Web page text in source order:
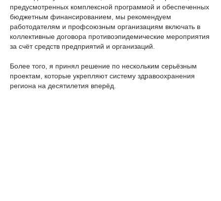
предусмотренных комплексной программой и обеспеченных
бюджетным финансированием, мы рекомендуем
работодателям и профсоюзным организациям включать в
коллективные договора противоэпидемические мероприятия
за счёт средств предприятий и организаций.
Более того, я принял решение по нескольким серьёзным
проектам, которые укрепляют систему здравоохранения
региона на десятилетия вперёд.